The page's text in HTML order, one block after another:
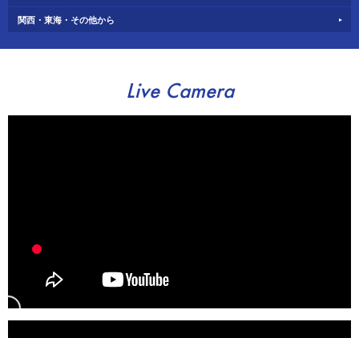
関西・東海・その他から
Live Camera